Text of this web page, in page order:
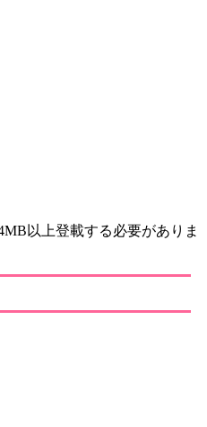
以上登載する必要がありま